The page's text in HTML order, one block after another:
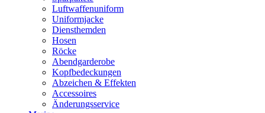
Luftwaffenuniform
Uniformjacke
Diensthemden
Hosen
Röcke
Abendgarderobe
Kopfbedeckungen
Abzeichen & Effekten
Accessoires
Änderungsservice